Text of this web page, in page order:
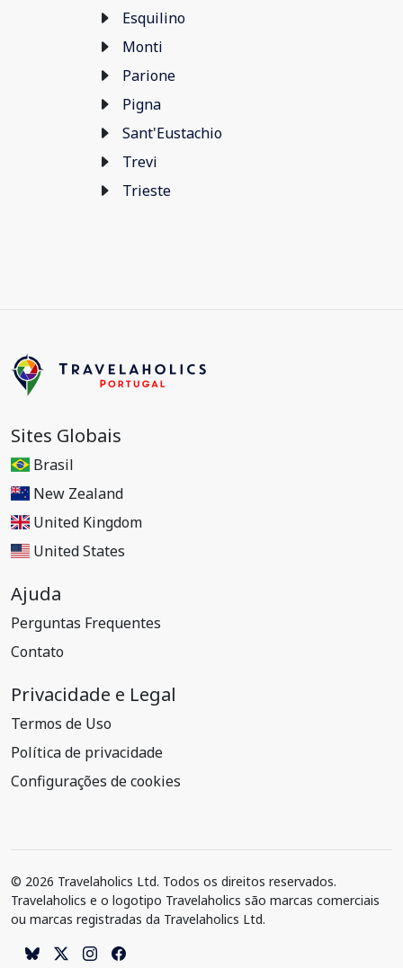
Esquilino
Monti
Parione
Pigna
Sant'Eustachio
Trevi
Trieste
Sites Globais
Brasil
New Zealand
United Kingdom
United States
Ajuda
Perguntas Frequentes
Contato
Privacidade e Legal
Termos de Uso
Política de privacidade
Configurações de cookies
© 2026 Travelaholics Ltd. Todos os direitos reservados.
Travelaholics e o logotipo Travelaholics são marcas comerciais
ou marcas registradas da Travelaholics Ltd.